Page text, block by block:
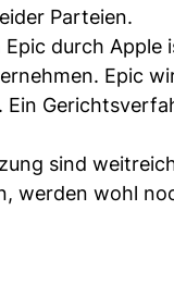
Parteien.
durch
Epic
sind
werden wohl